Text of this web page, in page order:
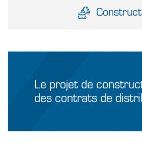
Le projet de
des contrats de